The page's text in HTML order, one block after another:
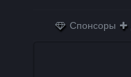
Спонсоры